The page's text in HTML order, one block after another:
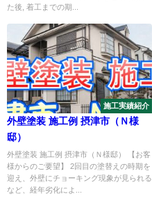
た後, 着工までの期...
施工実績紹介
外壁塗装 施工例 摂津市（Ｎ様
邸）
外壁塗装 施工例 摂津市（Ｎ様邸） 【お客
様からのご要望】 2回目の塗替えの時期を
迎え、外壁にチョーキング現象が見られる
など、経年劣化によ...